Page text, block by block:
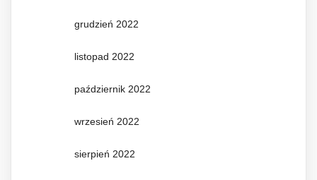
grudzień 2022
listopad 2022
październik 2022
wrzesień 2022
sierpień 2022